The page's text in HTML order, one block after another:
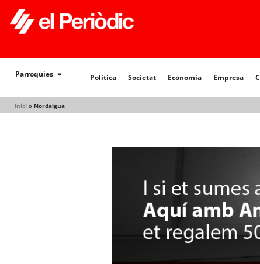
Parroquies Política Societat Economia Empresa
Inici » Nordaigua
Política Societat